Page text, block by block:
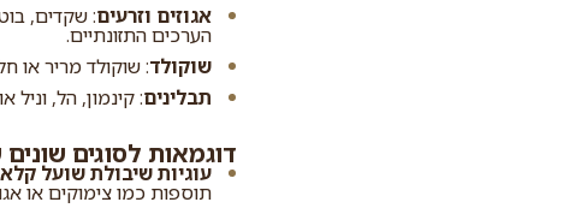
אגוזים וזרעים: שקדים,
הערכים התזונתיים.
שוקולד: שוקולד מריר או
תבלינים: קינמון, הל, וניל
דוגמאות לסוגים
עוגיות שיבולת שועל
תוספות כמו צימוקים או